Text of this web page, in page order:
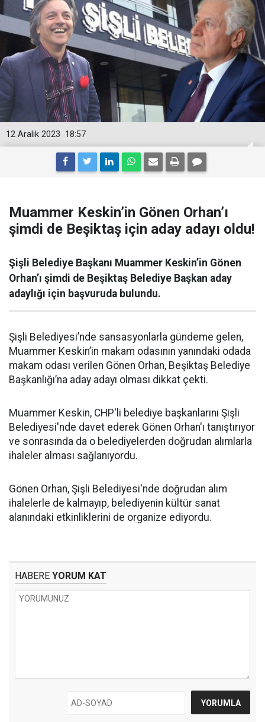
18:57
12 Aralık 2023
Muammer Keskin’in Gönen Orhan’ı
şimdi de Beşiktaş için aday adayı oldu!
Şişli Belediye Başkanı Muammer Keskin’in Gönen
Orhan’ı şimdi de Beşiktaş Belediye Başkan aday
adaylığı için başvuruda bulundu.
Şişli Belediyesi’nde sansasyonlarla gündeme gelen,
Muammer Keskin’in makam odasının yanındaki odada
makam odası verilen Gönen Orhan, Beşiktaş Belediye
Başkanlığı’na aday adayı olması dikkat çekti.
Muammer Keskin, CHP'li belediye başkanlarını Şişli
Belediyesi'nde davet ederek Gönen Orhan'ı tanıştırıyor
ve sonrasında da o belediyelerden doğrudan alımlarla
ihaleler alması sağlanıyordu.
Gönen Orhan, Şişli Belediyesi'nde doğrudan alım
ihalelerle de kalmayıp, belediyenin kültür sanat
alanındaki etkinliklerini de organize ediyordu.
HABERE YORUM KAT